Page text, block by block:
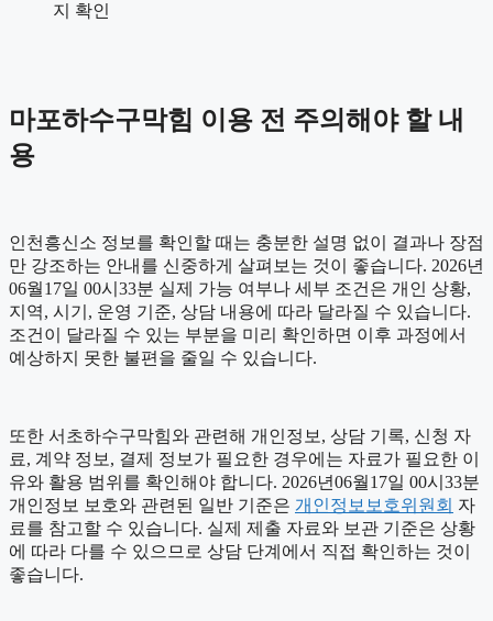
지 확인
마포하수구막힘 이용 전 주의해야 할 내
용
인천흥신소 정보를 확인할 때는 충분한 설명 없이 결과나 장점
만 강조하는 안내를 신중하게 살펴보는 것이 좋습니다. 2026년
06월17일 00시33분 실제 가능 여부나 세부 조건은 개인 상황,
지역, 시기, 운영 기준, 상담 내용에 따라 달라질 수 있습니다.
조건이 달라질 수 있는 부분을 미리 확인하면 이후 과정에서
예상하지 못한 불편을 줄일 수 있습니다.
또한 서초하수구막힘와 관련해 개인정보, 상담 기록, 신청 자
료, 계약 정보, 결제 정보가 필요한 경우에는 자료가 필요한 이
유와 활용 범위를 확인해야 합니다. 2026년06월17일 00시33분
개인정보 보호와 관련된 일반 기준은 개인정보보호위원회 자
료를 참고할 수 있습니다. 실제 제출 자료와 보관 기준은 상황
에 따라 다를 수 있으므로 상담 단계에서 직접 확인하는 것이
좋습니다.